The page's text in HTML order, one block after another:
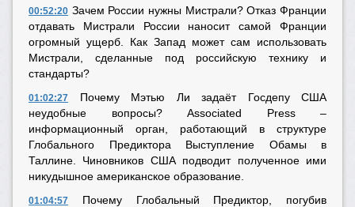
00:52:20 Зачем России нужны Мистрали? Отказ Франции
отдавать Мистрали России наносит самой Франции
огромный ущерб. Как Запад может сам использовать
Мистрали, сделанные под российскую технику и
стандарты?
01:02:27 Почему Мэтью Ли задаёт Госдепу США
неудобные вопросы? Associated Press –
информационный орган, работающий в структуре
Глобального Предиктора Выступление Обамы в
Таллине. Чиновников США подводит полученное ими
никудышное американское образование.
01:04:57 Почему Глобальный Предиктор, погубив